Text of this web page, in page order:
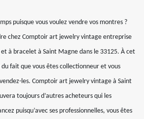
puisque vous voulez vendre vos montres ?
chez Comptoir art jewelry vintage entreprise
à bracelet à Saint Magne dans le 33125. À cet
du fait que vous êtes collectionneur et vous
les. Comptoir art jewelry vintage à Saint
toujours d’autres acheteurs qui les
puisqu’avec ses professionnelles, vous êtes